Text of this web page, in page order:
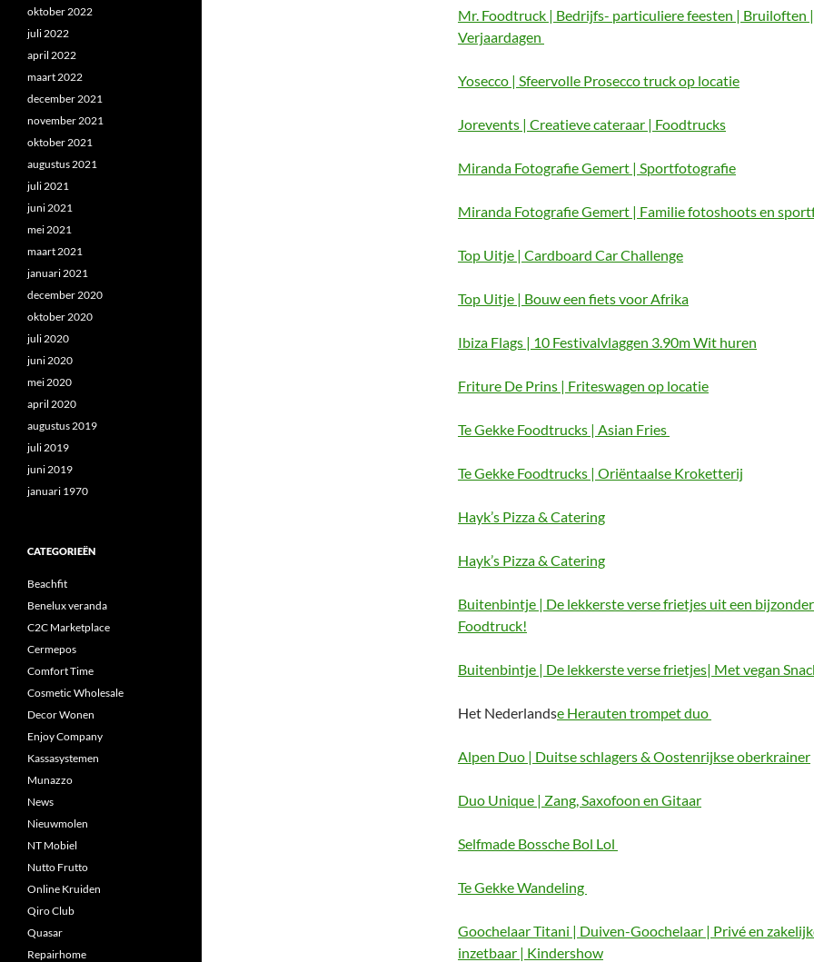
Mr. Foodtruck | Bedrijfs- particuliere feesten | Bruiloften |
Verjaardagen
Yosecco | Sfeervolle Prosecco truck op locatie
Jorevents | Creatieve cateraar | Foodtrucks
Miranda Fotografie Gemert | Sportfotografie
Miranda Fotografie Gemert | Familie fotoshoots en
Top Uitje | Cardboard Car Challenge
Top Uitje | Bouw een fiets voor Afrika
Ibiza Flags | 10 Festivalvlaggen 3.90m Wit huren
Friture De Prins | Friteswagen op locatie
Te Gekke Foodtrucks | Asian Fries
Te Gekke Foodtrucks | Oriëntaalse Kroketterij
Hayk’s Pizza & Catering
Hayk’s Pizza & Catering
Buitenbintje | De lekkerste verse frietjes uit een
Foodtruck!
Buitenbintje | De lekkerste verse frietjes| Met vegan
Het Nederlandse Herauten trompet duo
Alpen Duo | Duitse schlagers & Oostenrijkse oberkrainer
Duo Unique | Zang, Saxofoon en Gitaar
Selfmade Bossche Bol Lol
Te Gekke Wandeling
Goochelaar Titani | Duiven-Goochelaar | Privé en
inzetbaar | Kindershow
oktober 2022
juli 2022
april 2022
maart 2022
december 2021
november 2021
oktober 2021
augustus 2021
juli 2021
juni 2021
mei 2021
maart 2021
januari 2021
december 2020
oktober 2020
juli 2020
juni 2020
mei 2020
april 2020
augustus 2019
juli 2019
juni 2019
januari 1970
CATEGORIEËN
Beachfit
Benelux veranda
C2C Marketplace
Cermepos
Comfort Time
Cosmetic Wholesale
Decor Wonen
Enjoy Company
Kassasystemen
Munazzo
News
Nieuwmolen
NT Mobiel
Nutto Frutto
Online Kruiden
Qiro Club
Quasar
Repairhome